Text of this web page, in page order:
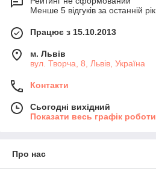
Менше 5 відгуків за останній рік
Працює з 15.10.2013
м. Львів
вул. Творча, 8, Львів, Україна
Контакти
Сьогодні вихідний
Показати весь графік роботи
Про нас